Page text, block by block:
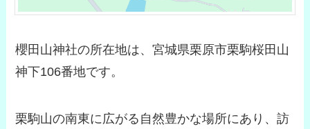
櫻田山神社の所在地は、宮城県栗原市栗駒桜田山
神下106番地です。
栗駒山の南東に広がる自然豊かな場所にあり、訪